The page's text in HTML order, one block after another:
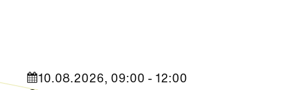
10.08.2026, 09:00 - 12:00